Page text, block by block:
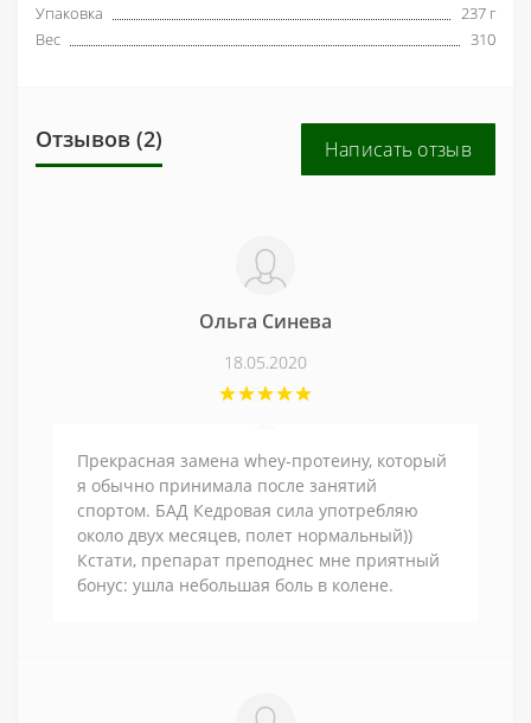
Упаковка
237 г
Вес
310
Отзывов (2) Написать отзыв
Ольга Синева
18.05.2020
Прекрасная замена whey-протеину, который
я обычно принимала после занятий
спортом. БАД Кедровая сила употребляю
около двух месяцев, полет нормальный))
Кстати, препарат преподнес мне приятный
бонус: ушла небольшая боль в колене.